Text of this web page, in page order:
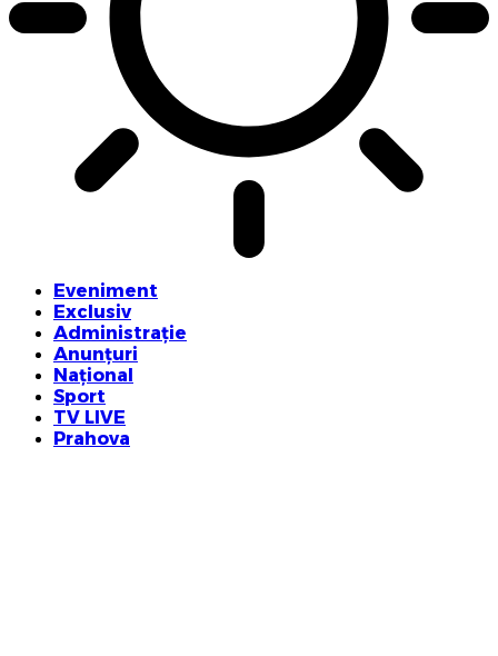
Eveniment
Exclusiv
Administrație
Anunțuri
Național
Sport
TV LIVE
Prahova